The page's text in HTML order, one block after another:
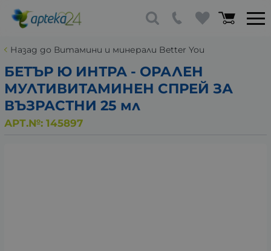
Назад до Витамини и минерали Better You
БЕТЪР Ю ИНТРА - ОРАЛЕН
МУЛТИВИТАМИНЕН СПРЕЙ ЗА
ВЪЗРАСТНИ 25 мл
АРТ.№: 145897